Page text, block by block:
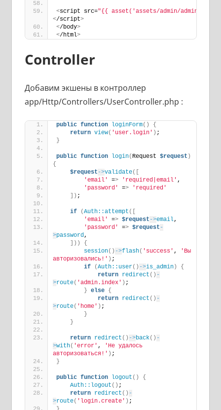
<script src="{{ asset('assets/admin/admin.js')
</script>
</body>
</html>
Controller
Добавим экшены в контроллер
app/Http/Controllers/UserController.php :
public function loginForm()
{
return view( 'user.login' ) ;
}
public function login( Request $request )
{
$request ->validate([
'email'
=> 'required|email' ,
'password'
=>
'required'
]) ;
if (Auth::attempt ([
'email'
=> $request ->email,
'password'
=> $request -
>password,
]))
{
session() ->flash( 'success' ,
'Вы
авторизовались!' ) ;
if
(Auth::user() ->is_admin)
{
return
redirect () -
>route( 'admin.index' ) ;
} else
{
return
redirect () -
>route( 'home' ) ;
}
}
return redirect () ->back() -
>with( 'error' ,
'Не удалось
авторизоваться!' ) ;
}
public function logout ()
{
Auth::logout () ;
return
redirect () -
>route( 'login.create' ) ;